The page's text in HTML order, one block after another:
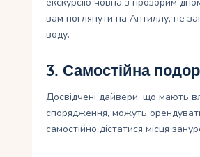
вам поглянути на Антиллу, не
воду.
3. Самостійна
Досвідчені дайвери, що мають
спорядження, можуть
самостійно дістатися місця